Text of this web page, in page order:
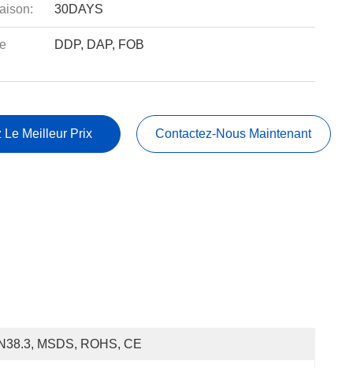
30DAYS
DDP, DAP, FOB
Le Meilleur Prix Contactez-Nous Maintenant
MSDS, ROHS, CE